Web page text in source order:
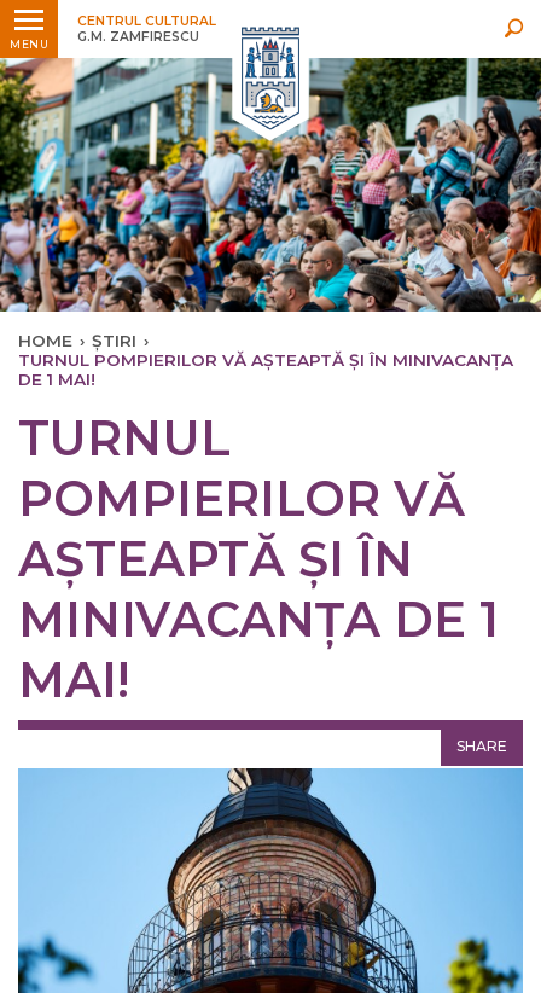
MENU
CENTRUL CULTURAL
G.M. ZAMFIRESCU
Ultimele
HOME › ȘTIRI ›
TURNUL POMPIERILOR VĂ AȘTEAPTĂ ȘI ÎN MINIVACANȚA
DE 1 MAI!
TURNUL
POMPIERILOR VĂ
AȘTEAPTĂ ȘI ÎN
MINIVACANȚA DE 1
MAI!
SHARE